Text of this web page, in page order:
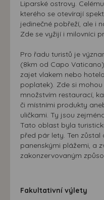
Liparské ostrovy.
kterého se otevírají
jedinečné pobřeží, ale i
Zde se vyžijí i milovníci
Pro řadu turistů je
(8km od Capo
zajet vlakem nebo
poplatek). Zde si
množstvím restaurací,
či místními produkty
uličkami. Ty jsou
Tato oblast byla
před pár lety. Ten zůstal
panenskými plážemi, a
zakonzervovaným
Fakultativní výlety